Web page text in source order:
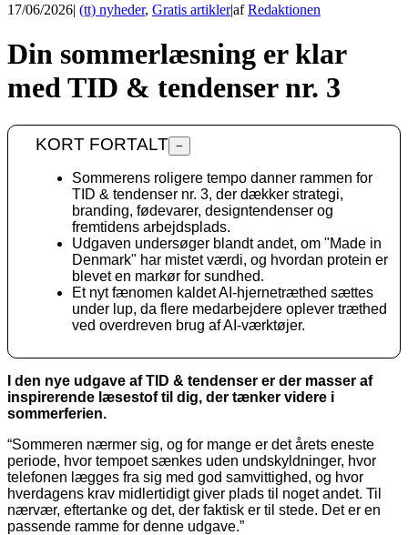
17/06/2026| (tt) nyheder, Gratis artikler|afRedaktionen
Din sommerlæsning er klar
med TID & tendenser nr. 3
KORT FORTALT −
Sommerens roligere tempo danner rammen for
TID & tendenser nr. 3, der dækker strategi,
branding, fødevarer, designtendenser og
fremtidens arbejdsplads.
Udgaven undersøger blandt andet, om "Made in
Denmark" har mistet værdi, og hvordan protein er
blevet en markør for sundhed.
Et nyt fænomen kaldet AI-hjernetræthed sættes
under lup, da flere medarbejdere oplever træthed
ved overdreven brug af AI-værktøjer.
I den nye udgave af TID & tendenser er der masser af
inspirerende læsestof til dig, der tænker videre i
sommerferien.
“Sommeren nærmer sig, og for mange er det årets eneste
periode, hvor tempoet sænkes uden undskyldninger, hvor
telefonen lægges fra sig med god samvittighed, og hvor
hverdagens krav midlertidigt giver plads til noget andet. Til
nærvær, eftertanke og det, der faktisk er til stede. Det er en
passende ramme for denne udgave.”